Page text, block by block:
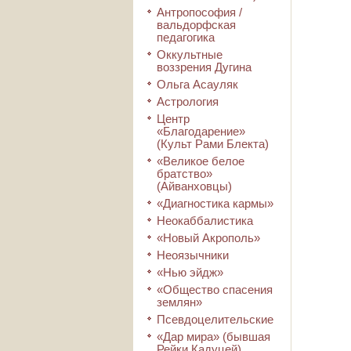
Антропософия /
вальдорфская
педагогика
Оккультные
воззрения Дугина
Ольга Асауляк
Астрология
Центр
«Благодарение»
(Культ Рами Блекта)
«Великое белое
братство»
(Айванховцы)
«Диагностика кармы»
Неокаббалистика
«Новый Акрополь»
Неоязычники
«Нью эйдж»
«Общество спасения
землян»
Псевдоцелительские
«Дар мира» (бывшая